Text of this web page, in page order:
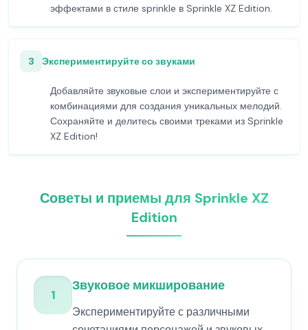
эффектами в стиле sprinkle в Sprinkle XZ Edition.
3 Экспериментируйте со звуками
Добавляйте звуковые слои и экспериментируйте с
комбинациями для создания уникальных мелодий.
Сохраняйте и делитесь своими треками из Sprinkle
XZ Edition!
Советы и приемы для Sprinkle XZ
Edition
1
Звуковое микширование
Экспериментируйте с различными